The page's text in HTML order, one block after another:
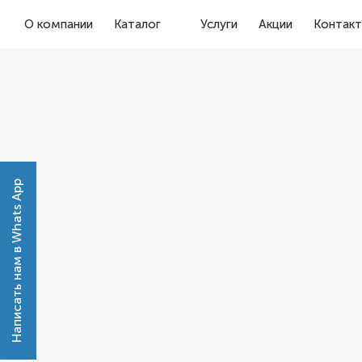
О компании Каталог Услуги Акции
Написать нам в Whats App